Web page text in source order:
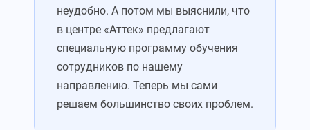
неудобно. А потом мы выяснили, что
в центре «Аттек» предлагают
специальную программу обучения
сотрудников по нашему
направлению. Теперь мы сами
решаем большинство своих проблем.